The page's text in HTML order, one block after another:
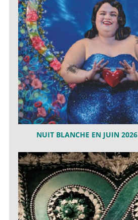
NUIT BLANCHE EN JUIN 2026